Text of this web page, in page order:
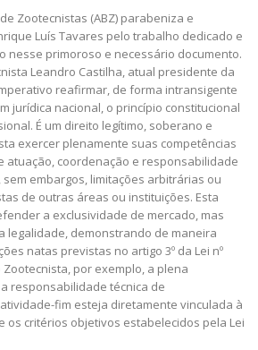
Zootecnistas (ABZ) parabeniza e
Luís Tavares pelo trabalho dedicado e
nesse primoroso e necessário documento.
Leandro Castilha, atual presidente da
reafirmar, de forma intransigente
jurídica nacional, o princípio constitucional
É um direito legítimo, soberano e
exercer plenamente suas competências
atuação, coordenação e responsabilidade
embargos, limitações arbitrárias ou
de outras áreas ou instituições. Esta
a exclusividade de mercado, mas
legalidade, demonstrando de maneira
natas previstas no artigo 3º da Lei nº
por exemplo, a plena
responsabilidade técnica de
fim esteja diretamente vinculada à
os critérios objetivos estabelecidos pela Lei